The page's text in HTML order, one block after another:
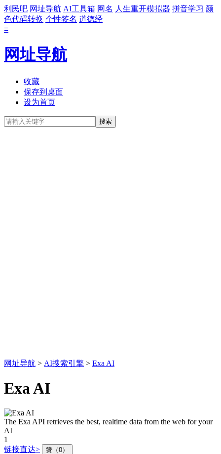
利民吧 网址导航 AI工具箱 网名 人生重开模拟器 拼音学习 颜
色代码转换 个性签名 道德经
≡
网址导航
收藏
保存到桌面
设为首页
网址导航 > AI搜索引擎 > Exa AI
Exa AI
The Exa API retrieves the best, realtime data from the web for your
AI
1
链接直达>
赞（0）